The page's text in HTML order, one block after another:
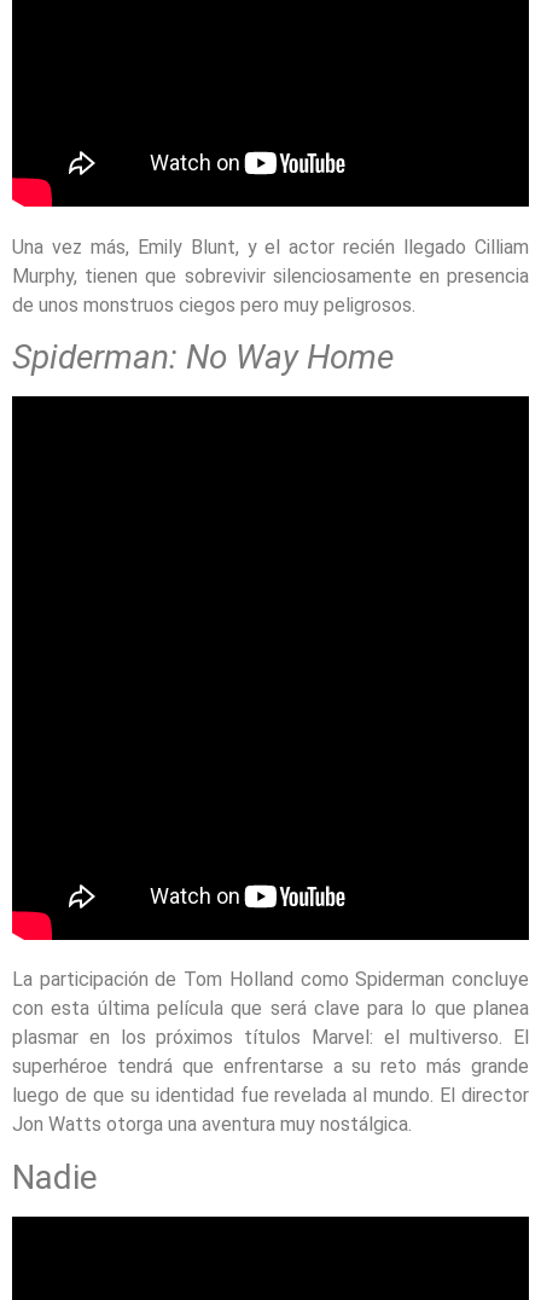
Una vez más, Emily Blunt, y el actor recién llegado Cilliam
Murphy, tienen que sobrevivir silenciosamente en presencia
de unos monstruos ciegos pero muy peligrosos.
Spiderman: No Way Home
La participación de Tom Holland como Spiderman concluye
con esta última película que será clave para lo que planea
plasmar en los próximos títulos Marvel: el multiverso. El
superhéroe tendrá que enfrentarse a su reto más grande
luego de que su identidad fue revelada al mundo. El director
Jon Watts otorga una aventura muy nostálgica.
Nadie